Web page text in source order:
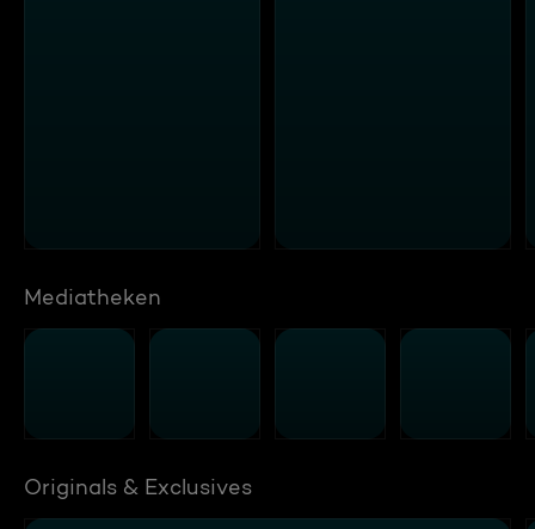
Mediatheken
Originals & Exclusives